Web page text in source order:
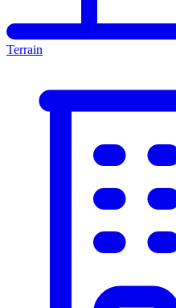
Terrain